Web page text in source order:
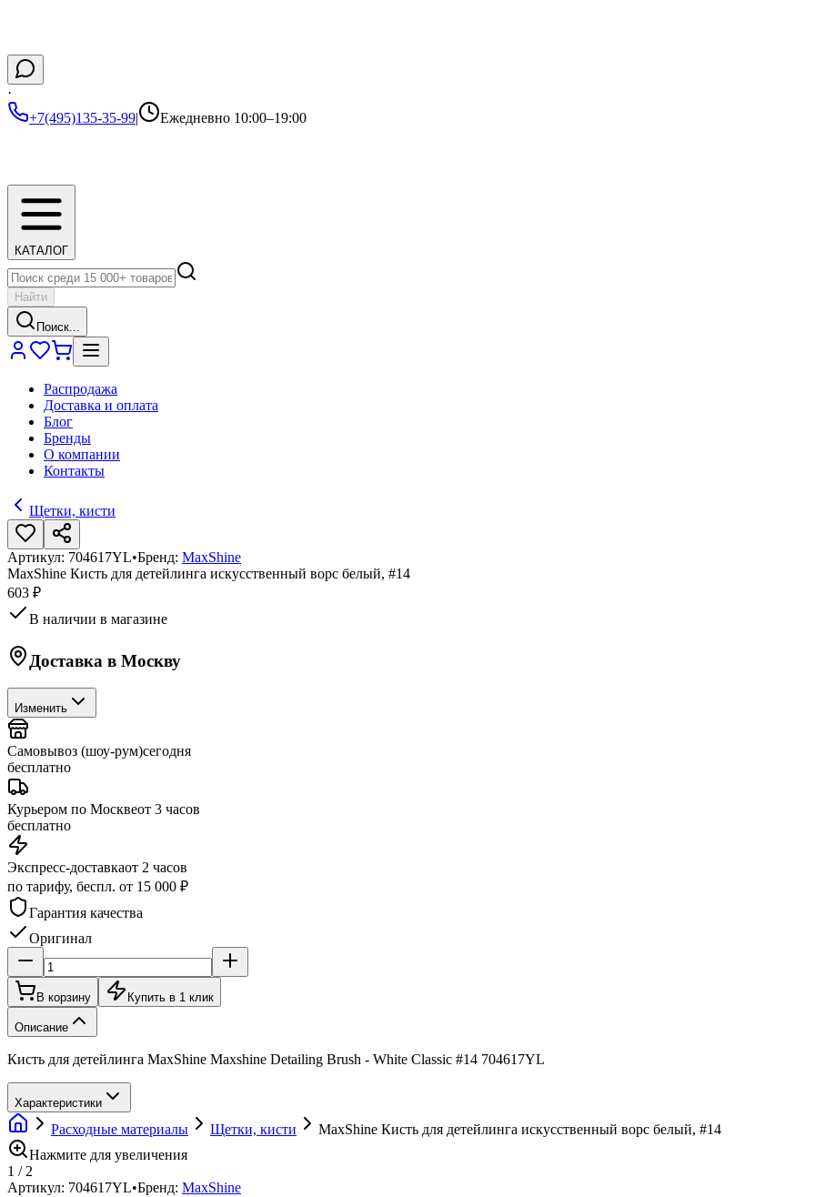
·
+7(495)135-35-99| Ежедневно 10:00–19:00
КАТАЛОГ
Найти
Поиск...
Распродажа
Доставка и оплата
Блог
Бренды
О компании
Контакты
Щетки, кисти
Артикул: 704617YL•Бренд: MaxShine
MaxShine Кисть для детейлинга искусственный ворс белый, #14
603 ₽
В наличии в магазине
Доставка в Москву
Изменить
Самовывоз (шоу-рум)сегодня
бесплатно
Курьером по Москвеот 3 часов
бесплатно
Экспресс-доставкаот 2 часов
по тарифу, беспл. от 15 000 ₽
Гарантия качества
Оригинал
В корзину Купить в 1 клик
Описание
Кисть для детейлинга MaxShine Maxshine Detailing Brush - White Classic #14 704617YL
Характеристики
Расходные материалы Щетки, кисти
MaxShine Кисть для детейлинга искусственный ворс белый, #14
Нажмите для увеличения
1 /2
Артикул: 704617YL•Бренд: MaxShine